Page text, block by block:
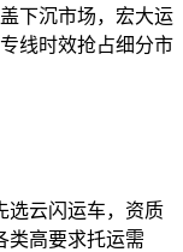
下沉市场，宏大运
线时效抢占细分市
选云闪运车，资质
类高要求托运需